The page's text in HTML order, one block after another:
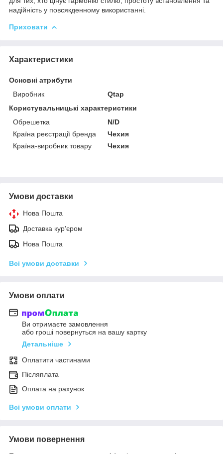
надійність у повсякденному використанні.
Приховати
Характеристики
Основні атрибути
Виробник
Qtap
Користувальницькі характеристики
Обрешетка
N/D
Країна реєстрації бренда
Чехия
Країна-виробник товару
Чехия
Умови доставки
Нова Пошта
Доставка кур'єром
Нова Пошта
Всі умови доставки
Умови оплати
Ви отримаєте замовлення
або гроші повернуться на вашу картку
Детальніше
Оплатити частинами
Післяплата
Оплата на рахунок
Всі умови оплати
Умови повернення